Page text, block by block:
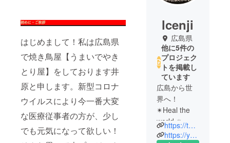
はじめまして！私は広島県
で焼き鳥屋【うまいでやき
とり屋】をしております井
原と申します。新型コロナ
ウイルスにより今一番大変
な医療従事者の方が、少し
でも元気になって欲しい！
lcenji
広島県
他に5件の
プロジェク
トを掲載し
ています
広島から世
界へ！
✴︎Heal the
world.✴︎ 〜
世界を癒そ
https://tabelog.com/hiroshima/A3401/A340114/34001295/?lid=owner_rst-top-jitempo_pc
https://yakitori-restaurant-1588.business.site